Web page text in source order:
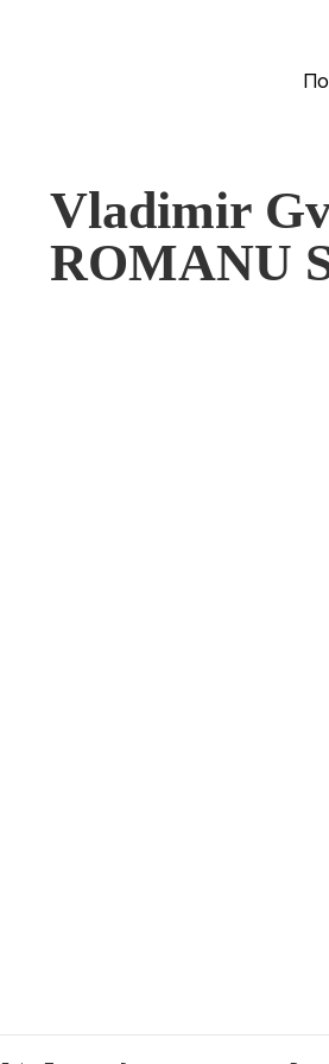
Vladimir
ROMANU